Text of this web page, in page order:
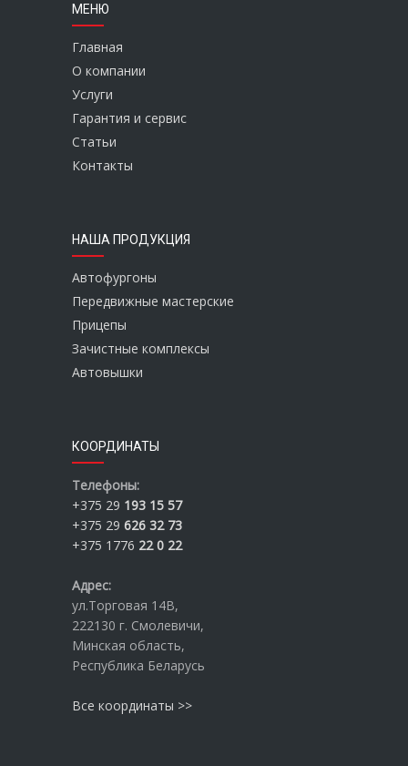
МЕНЮ
Главная
О компании
Услуги
Гарантия и сервис
Статьи
Контакты
НАША ПРОДУКЦИЯ
Автофургоны
Передвижные мастерские
Прицепы
Зачистные комплексы
Автовышки
КООРДИНАТЫ
Телефоны:
+375 29 193 15 57
+375 29 626 32 73
+375 1776 22 0 22
Адрес:
ул.Торговая 14В,
222130 г. Смолевичи,
Минская область,
Республика Беларусь
Все координаты >>